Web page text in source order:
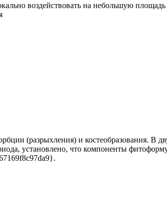
воздействовать на небольшую
(разрыхления) и костеобразования. В
установлено, что компоненты